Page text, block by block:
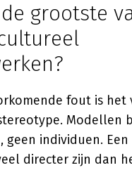
grootste
fout is het
Modellen
geen individuen.
directer zijn dan